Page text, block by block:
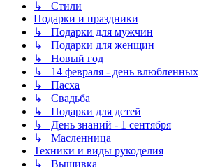
↳ Стили
Подарки и праздники
↳ Подарки для мужчин
↳ Подарки для женщин
↳ Новый год
↳ 14 февраля - день влюбленных
↳ Пасха
↳ Свадьба
↳ Подарки для детей
↳ День знаний - 1 сентября
↳ Масленница
Техники и виды рукоделия
↳ Вышивка